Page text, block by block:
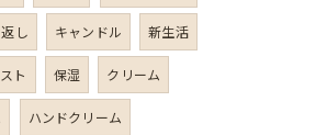
し キャンドル 新生活
ト 保湿 クリーム
ハンドクリーム